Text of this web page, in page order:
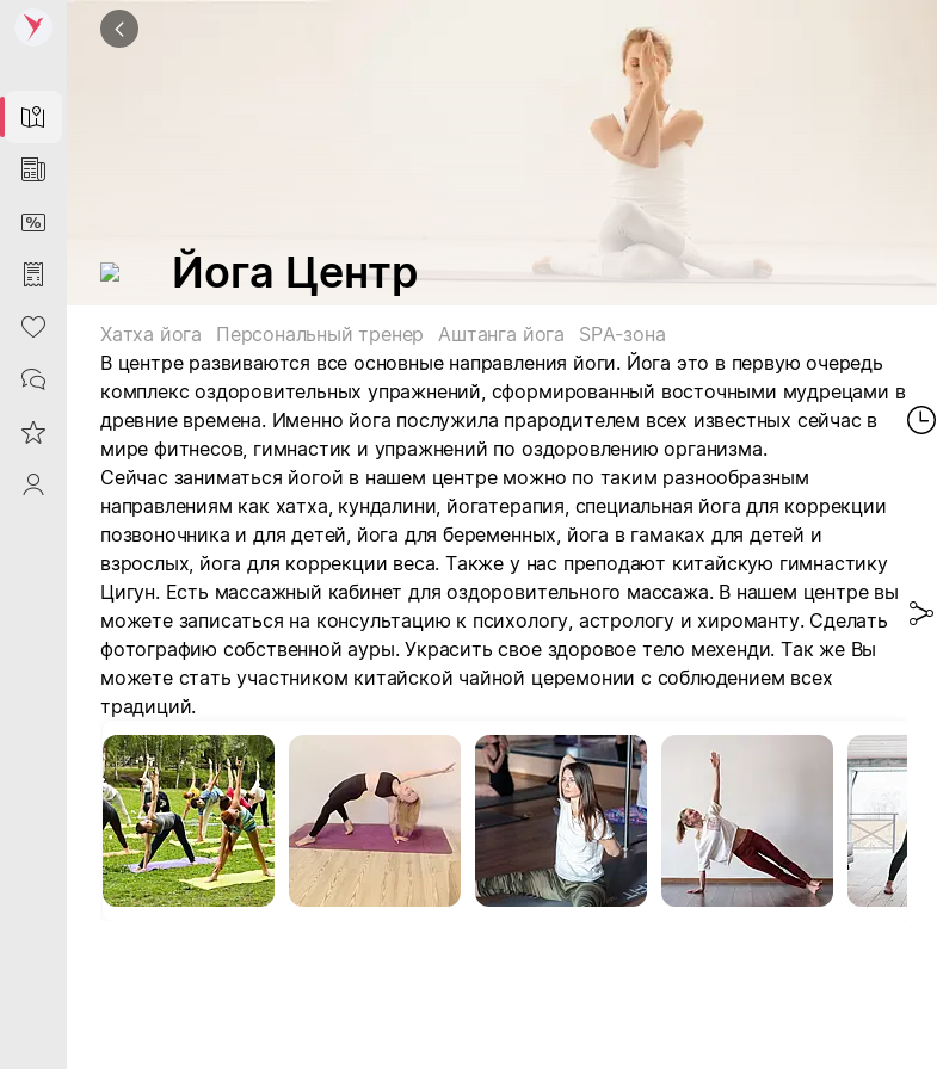
Map
News
DiscountCard
Purchases
Heart
Contacts
Reviews
ProfileSaby
Йога Центр
Хатха йога Персональный тренер Аштанга йога
SPA-зона
В центре развиваются все основные направления йоги. Йога это в первую очередь
комплекс оздоровительных упражнений, сформированный восточными мудрецами в
древние времена. Именно йога послужила прародителем всех известных сейчас в
мире фитнесов, гимнастик и упражнений по оздоровлению организма.
Сейчас заниматься йогой в нашем центре можно по таким разнообразным
направлениям как хатха, кундалини, йогатерапия, специальная йога для коррекции
позвоночника и для детей, йога для беременных, йога в гамаках для детей и
взрослых, йога для коррекции веса. Также у нас преподают китайскую гимнастику
Цигун. Есть массажный кабинет для оздоровительного массажа. В нашем центре вы
можете записаться на консультацию к психологу, астрологу и хироманту. Сделать
фотографию собственной ауры. Украсить свое здоровое тело мехенди. Так же Вы
можете стать участником китайской чайной церемонии с соблюдением всех
традиций.